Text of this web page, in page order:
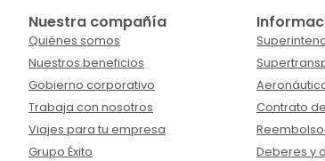
Nuestra compañía
Quiénes somos
Nuestros beneficios
Gobierno corporativo
Trabaja con nosotros
Viajes para tu empresa
Grupo Éxito
Contrato
Deberes y